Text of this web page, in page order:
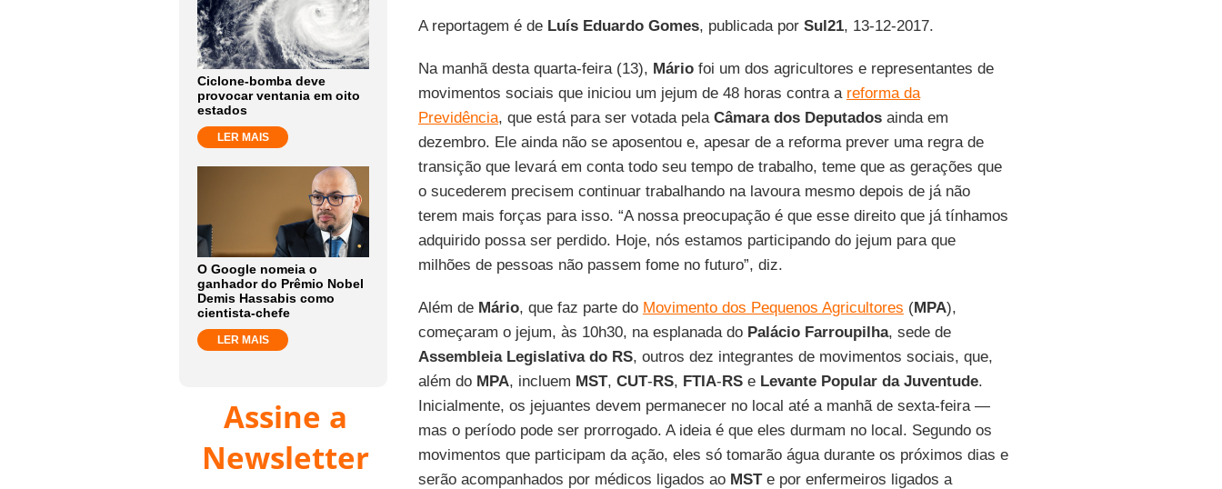
Ciclone-bomba deve
provocar ventania em oito
estados
LER MAIS
O Google nomeia o
ganhador do Prêmio Nobel
Demis Hassabis como
cientista-chefe
LER MAIS
Assine a
Newsletter
A reportagem é de Luís Eduardo Gomes, publicada por Sul21, 13-12-2017.
Na manhã desta quarta-feira (13), Máriofoi um dos agricultores e representantes de
movimentos sociais que iniciou um jejum de 48 horas contra a reforma da
Previdência, que está para ser votada pela Câmara dos Deputadosainda em
dezembro. Ele ainda não se aposentou e, apesar de a reforma prever uma regra de
transição que levará em conta todo seu tempo de trabalho, teme que as gerações que
o sucederem precisem continuar trabalhando na lavoura mesmo depois de já não
terem mais forças para isso. “A nossa preocupação é que esse direito que já tínhamos
adquirido possa ser perdido. Hoje, nós estamos participando do jejum para que
milhões de pessoas não passem fome no futuro”, diz.
Além de Mário, que faz parte do Movimento dos Pequenos Agricultores (MPA),
começaram o jejum, às 10h30, na esplanada do Palácio Farroupilha, sede de
Assembleia Legislativa do RS, outros dez integrantes de movimentos sociais, que,
além do MPA, incluem MST, CUT-RS, FTIA-RSe Levante Popular da Juventude.
Inicialmente, os jejuantes devem permanecer no local até a manhã de sexta-feira —
mas o período pode ser prorrogado. A ideia é que eles durmam no local. Segundo os
movimentos que participam da ação, eles só tomarão água durante os próximos dias e
serão acompanhados por médicos ligados ao MSTe por enfermeiros ligados a